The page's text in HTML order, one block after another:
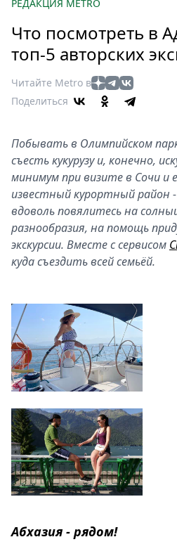
Мир
Здоровье
Еда
Туризм
Театр
Кино
Афиша
Книги
Выставки
Пресс-
релизы
Стримы
Спецпроекты
Звезды
Выборы
2026
Metro
РЕДАКЦИЯ METRO
Что посмотреть в
топ-5 авторских
Читайте Metro в
Поделиться
Побывать в Олимпийском
съесть кукурузу и, конечно,
минимум при визите в Сочи и
известный курортный район
вдоволь повялитесь на
разнообразия, на помощь
экскурсии. Вместе с сервисом
куда съездить всей семьёй.
Абхазия - рядом!